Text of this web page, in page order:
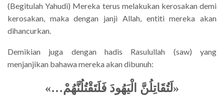
(Begitulah Yahudi) Mereka terus melakukan kerosakan demi
kerosakan, maka dengan janji Allah, entiti mereka akan
dihancurkan.
Demikian juga dengan hadis Rasulullah (saw) yang
menjanjikan bahawa mereka akan dibunuh:
»لَتُقَاتِلُنَّ الْيَهُودَ فَلَتَقْتُلُنَّهُمْ«…